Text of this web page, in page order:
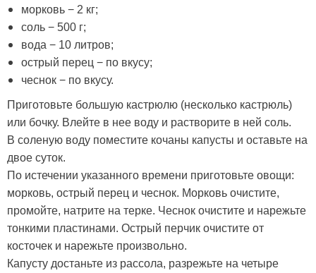
морковь − 2 кг;
соль − 500 г;
вода − 10 литров;
острый перец − по вкусу;
чеснок − по вкусу.
Приготовьте большую кастрюлю (несколько кастрюль)
или бочку. Влейте в нее воду и растворите в ней соль.
В соленую воду поместите кочаны капусты и оставьте на
двое суток.
По истечении указанного времени приготовьте овощи:
морковь, острый перец и чеснок. Морковь очистите,
промойте, натрите на терке. Чеснок очистите и нарежьте
тонкими пластинами. Острый перчик очистите от
косточек и нарежьте произвольно.
Капусту достаньте из рассола, разрежьте на четыре